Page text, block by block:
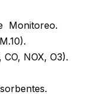
Monitoreo.
NOX, O3).